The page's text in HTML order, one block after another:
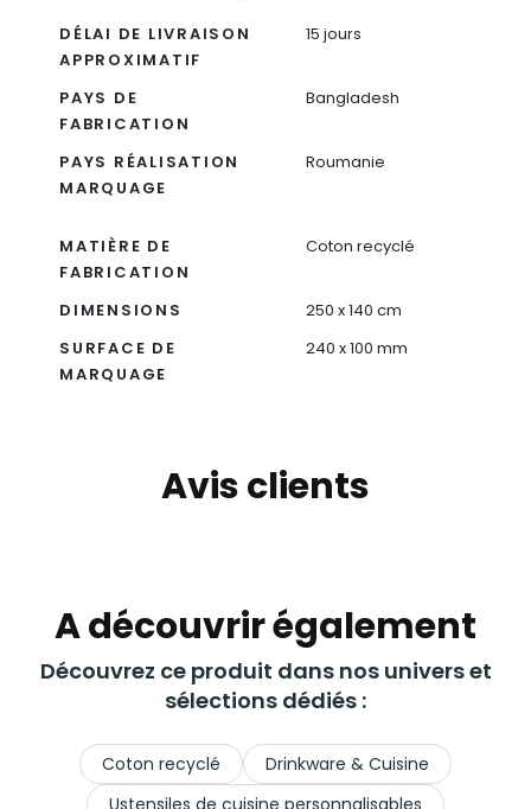
DÉLAI DE LIVRAISON
APPROXIMATIF
15 jours
PAYS DE
FABRICATION
Bangladesh
PAYS RÉALISATION
MARQUAGE
Roumanie
MATIÈRE DE
FABRICATION
Coton recyclé
DIMENSIONS
250 x 140 cm
SURFACE DE
MARQUAGE
240 x 100 mm
Avis clients
A découvrir également
Découvrez ce produit dans nos univers et
sélections dédiés :
Coton recyclé
Drinkware & Cuisine